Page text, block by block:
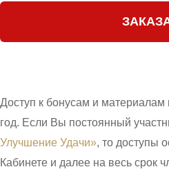
Доступ к бонусам и материалам
год. Если Вы постоянный
Улучшение Удачи», то доступы
Кабинете и далее на весь срок